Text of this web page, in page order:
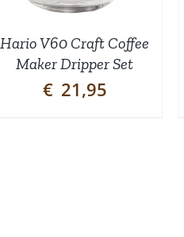
Hario V60 Craft Coffee
Maker Dripper Set
€ 21,95